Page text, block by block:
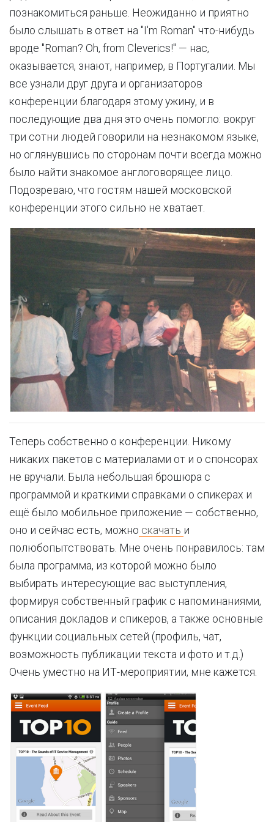
познакомиться раньше. Неожиданно и приятно
было слышать в ответ на "I'm Roman" что-нибудь
вроде "Roman? Oh, from Cleverics!" — нас,
оказывается, знают, например, в Португалии. Мы
все узнали друг друга и организаторов
конференции благодаря этому ужину, и в
последующие два дня это очень помогло: вокруг
три сотни людей говорили на незнакомом языке,
но оглянувшись по сторонам почти всегда можно
было найти знакомое англоговорящее лицо.
Подозреваю, что гостям нашей московской
конференции этого сильно не хватает.
Теперь собственно о конференции. Никому
никаких пакетов с материалами от и о спонсорах
не вручали. Была небольшая брошюра с
программой и краткими справками о спикерах и
ещё было мобильное приложение — собственно,
оно и сейчас есть, можно скачать и
полюбопытствовать. Мне очень понравилось: там
была программа, из которой можно было
выбирать интересующие вас выступления,
формируя собственный график с напоминаниями,
описания докладов и спикеров, а также основные
функции социальных сетей (профиль, чат,
возможность публикации текста и фото и т.д.)
Очень уместно на ИТ-мероприятии, мне кажется.